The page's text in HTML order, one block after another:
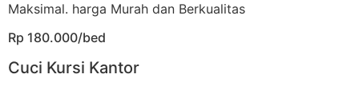
Maksimal. harga Murah dan Berkualitas
Rp 180.000/bed
Cuci Kursi Kantor